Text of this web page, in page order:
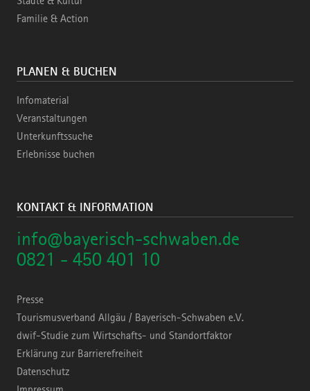
Familie & Action
PLANEN & BUCHEN
Infomaterial
Veranstaltungen
Unterkunftssuche
Erlebnisse buchen
KONTAKT & INFORMATION
info@bayerisch-schwaben.de
0821 - 450 401 10
Presse
Tourismusverband Allgäu / Bayerisch-Schwaben e.V.
dwif-Studie zum Wirtschafts- und Standortfaktor
Erklärung zur Barrierefreiheit
Datenschutz